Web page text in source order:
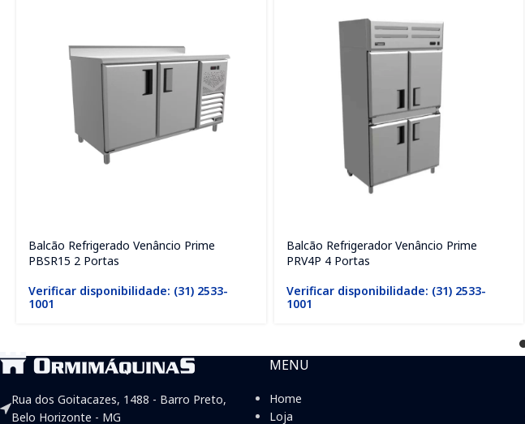
Balcão Refrigerado Venâncio Prime
PBSR15 2 Portas
Verificar disponibilidade: (31) 2533-
1001
Balcão Refrigerador Venâncio Prime
PRV4P 4 Portas
Verificar disponibilidade: (31) 2533-
1001
Rua dos Goitacazes, 1488 - Barro Preto,
Belo Horizonte - MG
MENU
Home
Loja